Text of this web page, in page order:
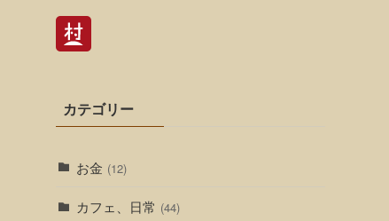
カテゴリー
お金 (12)
カフェ、日常 (44)